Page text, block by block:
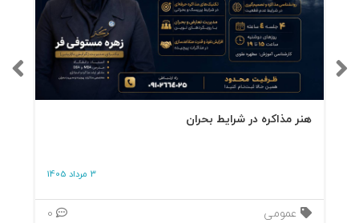
فهرست کتاب استراتژی
مسیریابی برند
بخش اول: آماده، هدف، برند
1. ذهنیت و اسطوره‌های برندسازی و بازاریابی
2. هرم خبرگی بازاریابی
هنر مذاکره در شرایط بحران
3 مرداد 1405
عمومی